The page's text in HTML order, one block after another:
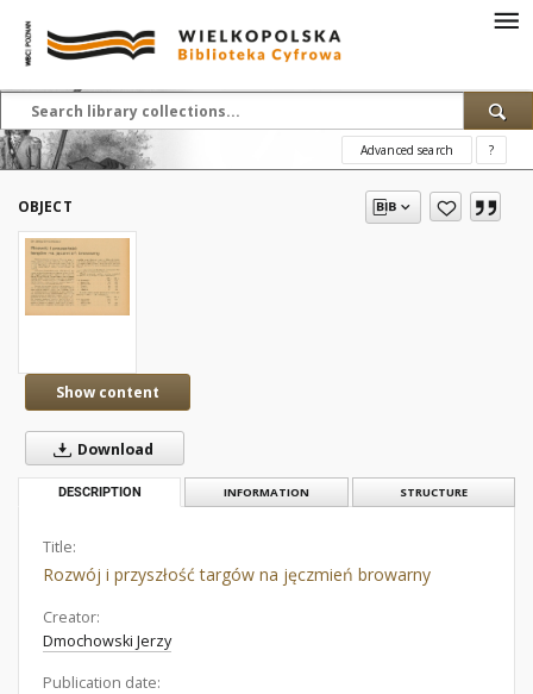
Advanced search ?
OBJECT
Show content
Download
DESCRIPTION INFORMATION STRUCTURE
Title:
Rozwój i przyszłość targów na jęczmień browarny
Creator:
Dmochowski Jerzy
Publication date: